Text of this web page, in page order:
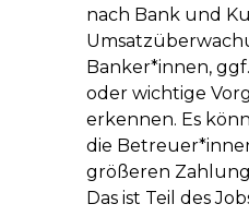
nach Bank und
Banker*innen,
oder wichtige
erkennen. Es
die
größeren
Das ist Teil des